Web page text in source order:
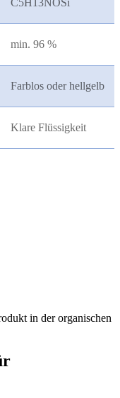
C5H13NOSi
min. 96 %
Farblos oder hellgelb
Klare Flüssigkeit
in der organischen